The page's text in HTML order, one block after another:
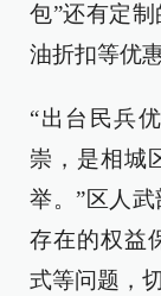
包”还有定
油折扣等优惠
“出台民兵
崇，是相城
举。”区人
存在的权益
式等问题，